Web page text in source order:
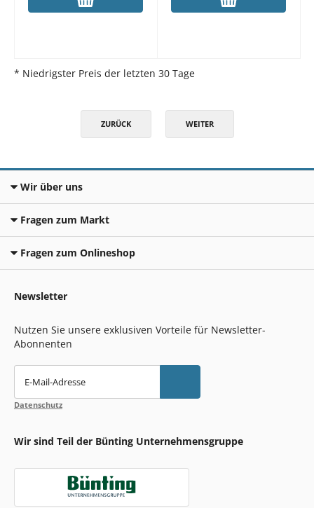
* Niedrigster Preis der letzten 30 Tage
ZURÜCK WEITER
Wir über uns
Fragen zum Markt
Fragen zum Onlineshop
Newsletter
Nutzen Sie unsere exklusiven Vorteile für Newsletter-
Abonnenten
E-Mail-Adresse
Datenschutz
Wir sind Teil der Bünting Unternehmensgruppe